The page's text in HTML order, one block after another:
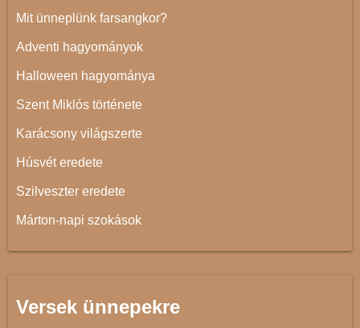
Mit ünneplünk farsangkor?
Adventi hagyományok
Halloween hagyománya
Szent Miklós története
Karácsony világszerte
Húsvét eredete
Szilveszter eredete
Márton-napi szokások
Versek ünnepekre